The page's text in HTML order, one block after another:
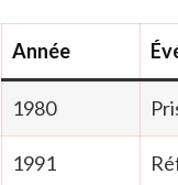
Année
1980
1991